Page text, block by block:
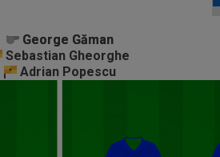
George Găman
George Găman
Sebastian Gheorghe
Adrian Popescu